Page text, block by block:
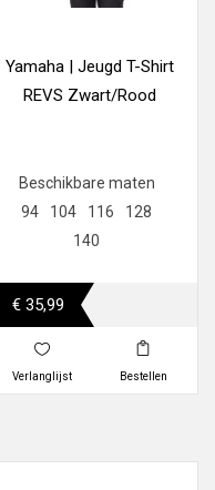
Yamaha | Jeugd T-Shirt
REVS Zwart/Rood
Beschikbare maten
94
104 116
128
140
€ 35,99
Verlanglijst Bestellen